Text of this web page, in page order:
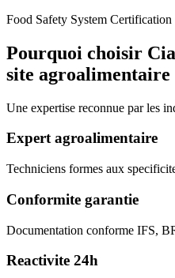
Food Safety System Certification
Pourquoi choisir
site agroalimentaire
Une expertise reconnue par les
Expert agroalimentaire
Techniciens formes aux
Conformite garantie
Documentation conforme IFS,
Reactivite 24h